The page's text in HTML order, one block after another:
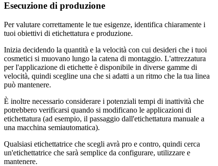
Esecuzione di produzione
Per valutare correttamente le tue esigenze, identifica chiaramente i
tuoi obiettivi di etichettatura e produzione.
Inizia decidendo la quantità e la velocità con cui desideri che i tuoi
cosmetici si muovano lungo la catena di montaggio. L'attrezzatura
per l'applicazione di etichette è disponibile in diverse gamme di
velocità, quindi scegline una che si adatti a un ritmo che la tua linea
può mantenere.
È inoltre necessario considerare i potenziali tempi di inattività che
potrebbero verificarsi quando si modificano le applicazioni di
etichettatura (ad esempio, il passaggio dall'etichettatura manuale a
una macchina semiautomatica).
Qualsiasi etichettatrice che scegli avrà pro e contro, quindi cerca
un'etichettatrice che sarà semplice da configurare, utilizzare e
mantenere.